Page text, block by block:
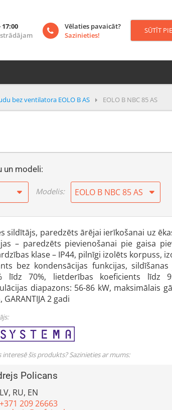
17:00
Vēlaties pavaicāt?
Sazinieties!
SŪTĪT
bez ventilatora EOLO B AS EOLO B NBC 85 AS
un modeli:
Modelis: EOLO B NBC 85 AS
sildītājs, paredzēts ārējai ierīkošanai uz
– paredzēts pievienošanai pie gaisa
klase – IP44, pilnīgi izolēts korpuss,
bez kondensācijas funkcijas,
līdz 70%, lietderības koeficients līdz
diapazons: 56-86 kW, maksimālais
GARANTIJA 2 gadi
interesē šis produkts? Sazinieties ar mums:
Policans
LV, RU, EN
+371 209 26663